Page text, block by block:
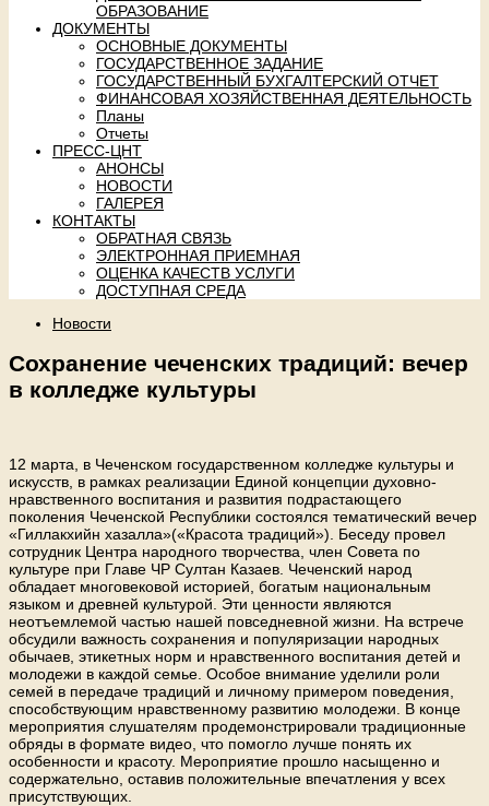
ОБРАЗОВАНИЕ
ДОКУМЕНТЫ
ОСНОВНЫЕ ДОКУМЕНТЫ
ГОСУДАРСТВЕННОЕ ЗАДАНИЕ
ГОСУДАРСТВЕННЫЙ БУХГАЛТЕРСКИЙ ОТЧЕТ
ФИНАНСОВАЯ ХОЗЯЙСТВЕННАЯ ДЕЯТЕЛЬНОСТЬ
Планы
Отчеты
ПРЕСС-ЦНТ
АНОНСЫ
НОВОСТИ
ГАЛЕРЕЯ
КОНТАКТЫ
ОБРАТНАЯ СВЯЗЬ
ЭЛЕКТРОННАЯ ПРИЕМНАЯ
ОЦЕНКА КАЧЕСТВ УСЛУГИ
ДОСТУПНАЯ СРЕДА
Новости
Сохранение чеченских традиций: вечер
в колледже культуры
12 марта, в Чеченском государственном колледже культуры и
искусств, в рамках реализации Единой концепции духовно-
нравственного воспитания и развития подрастающего
поколения Чеченской Республики состоялся тематический вечер
«Гиллакхийн хазалла»(«Красота традиций»). Беседу провел
сотрудник Центра народного творчества, член Совета по
культуре при Главе ЧР Султан Казаев. Чеченский народ
обладает многовековой историей, богатым национальным
языком и древней культурой. Эти ценности являются
неотъемлемой частью нашей повседневной жизни. На встрече
обсудили важность сохранения и популяризации народных
обычаев, этикетных норм и нравственного воспитания детей и
молодежи в каждой семье. Особое внимание уделили роли
семей в передаче традиций и личному примером поведения,
способствующим нравственному развитию молодежи. В конце
мероприятия слушателям продемонстрировали традиционные
обряды в формате видео, что помогло лучше понять их
особенности и красоту. Мероприятие прошло насыщенно и
содержательно, оставив положительные впечатления у всех
присутствующих.